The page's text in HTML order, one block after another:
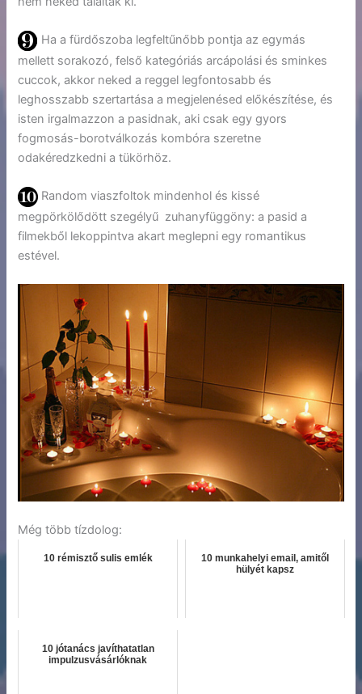
Ha a fürdőszoba legfeltűnőbb pontja az egymás
mellett sorakozó, felső kategóriás arcápolási és sminkes
cuccok, akkor neked a reggel legfontosabb és
leghosszabb szertartása a megjelenésed előkészítése, és
isten irgalmazzon a pasidnak, aki csak egy gyors
fogmosás-borotválkozás kombóra szeretne
odakéredzkedni a tükörhöz.
Random viaszfoltok mindenhol és kissé
megpörkölődött szegélyű zuhanyfüggöny: a pasid a
filmekből lekoppintva akart meglepni egy romantikus
estével.
Még több tízdolog:
10 rémisztő sulis emlék
10 munkahelyi email, amitől
hülyét kapsz
10 jótanács javíthatatlan
impulzusvásárlóknak